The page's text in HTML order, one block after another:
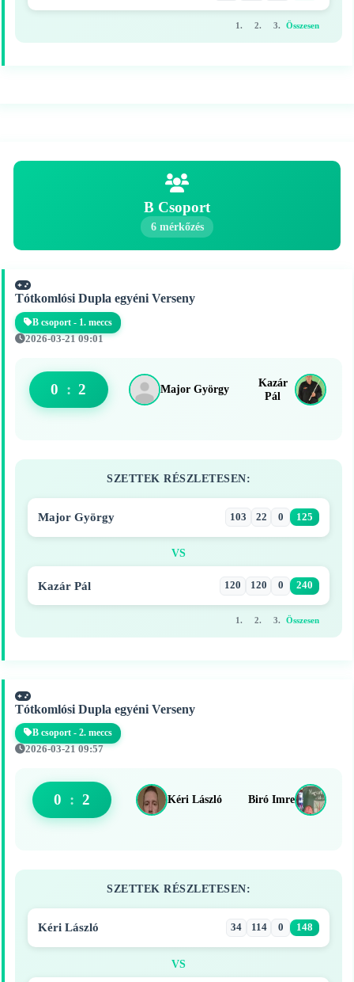
1. 2. 3. Összesen
B Csoport
6 mérkőzés
Tótkomlósi Dupla egyéni Verseny
B csoport - 1. meccs
2026-03-21 09:01
Major György
0 : 2
Kazár
Pál
SZETTEK RÉSZLETESEN:
Major György 103 22 0 125
VS
Kazár Pál 120 120 0 240
1. 2. 3. Összesen
Tótkomlósi Dupla egyéni Verseny
B csoport - 2. meccs
2026-03-21 09:57
Kéri László
0 : 2 Biró Imre
SZETTEK RÉSZLETESEN:
Kéri László 34 114 0 148
VS